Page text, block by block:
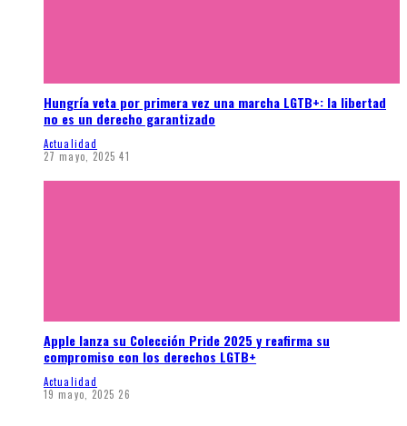
Hungría veta por primera vez una marcha LGTB+: la libertad
no es un derecho garantizado
Actualidad
27 mayo, 2025 41
Apple lanza su Colección Pride 2025 y reafirma su
compromiso con los derechos LGTB+
Actualidad
19 mayo, 2025 26